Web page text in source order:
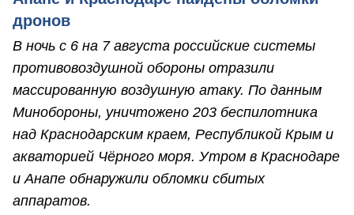
дронов
В ночь с 6 на 7 августа российские системы
противовоздушной обороны отразили
массированную воздушную атаку. По данным
Минобороны, уничтожено 203 беспилотника
над Краснодарским краем, Республикой Крым и
акваторией Чёрного моря. Утром в Краснодаре
и Анапе обнаружили обломки сбитых
аппаратов.